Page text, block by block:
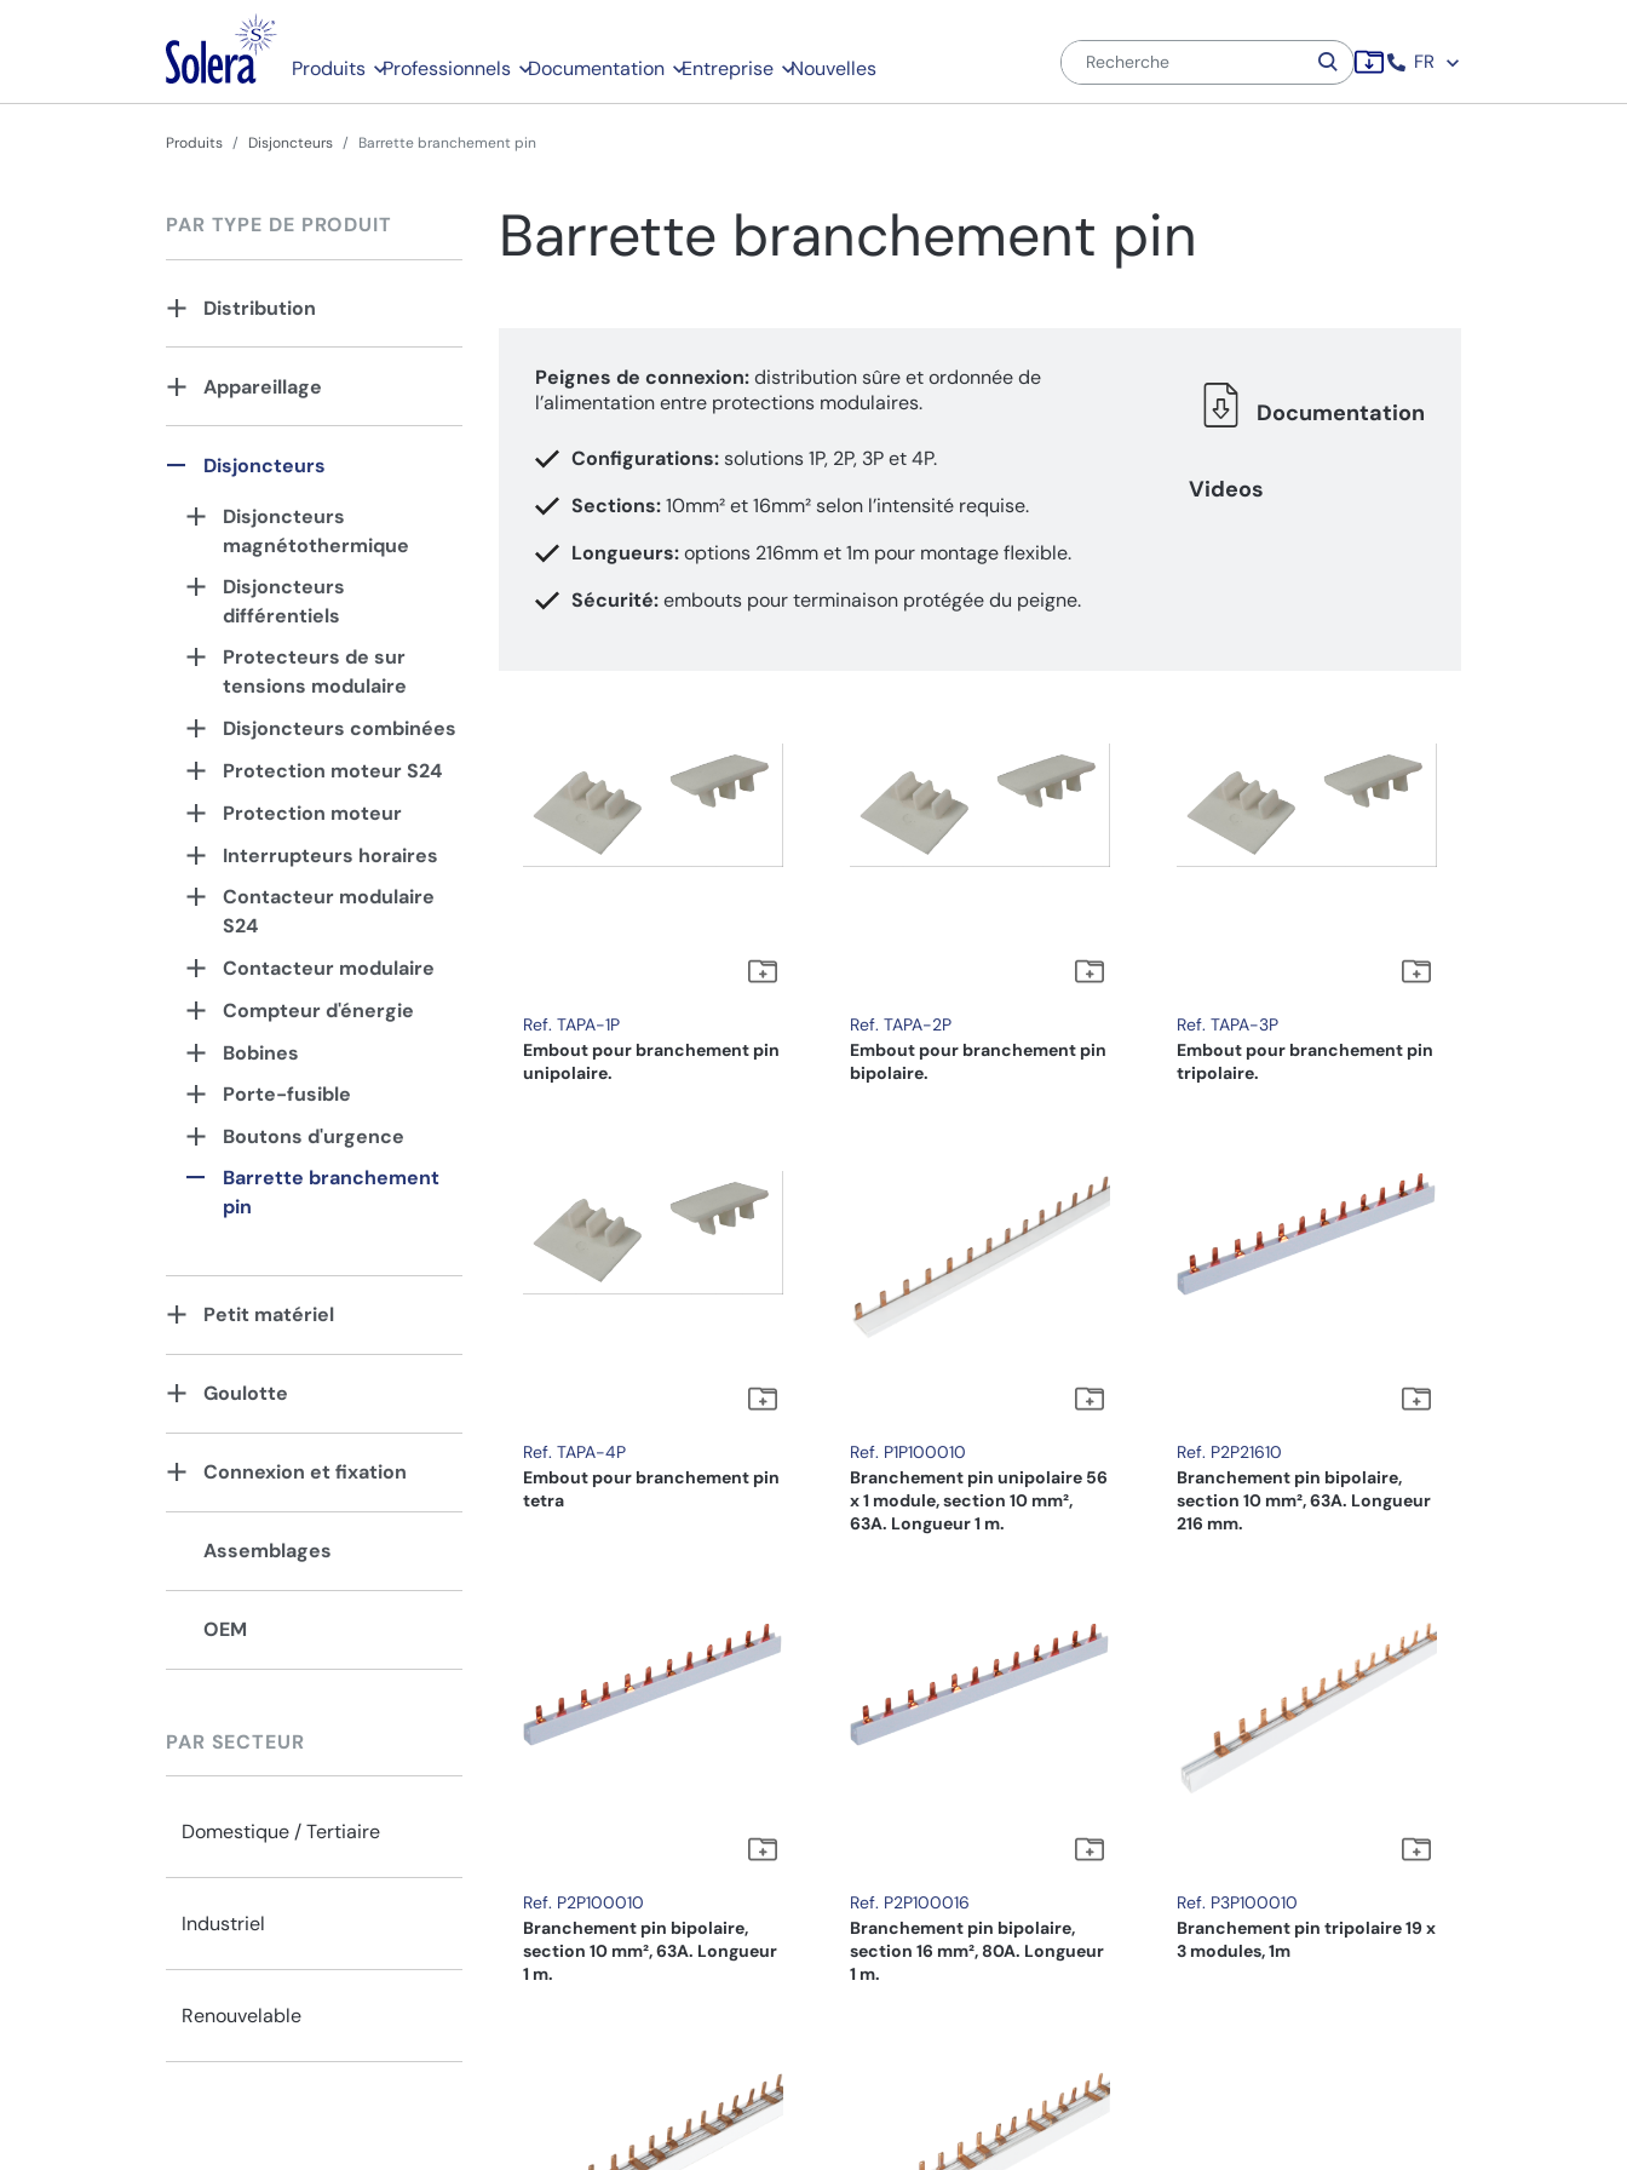
Produits Professionnels Documentation Entreprise Nouvelles FR
Produits Disjoncteurs Barrette branchement pin
PAR TYPE DE PRODUIT
Distribution
Appareillage
Disjoncteurs
Disjoncteurs
magnétothermique
Disjoncteurs
différentiels
Protecteurs de sur
tensions modulaire
Disjoncteurs combinées
Protection moteur S24
Protection moteur
Interrupteurs horaires
Contacteur modulaire
S24
Contacteur modulaire
Compteur d'énergie
Bobines
Porte-fusible
Boutons d'urgence
Barrette branchement
pin
Petit matériel
Goulotte
Connexion et fixation
Assemblages
OEM
PAR SECTEUR
Domestique / Tertiaire
Industriel
Renouvelable
Barrette branchement pin
Peignes de connexion:distribution sûre et ordonnée de
l’alimentation entre protections modulaires.
Configurations:solutions 1P, 2P, 3P et 4P.
Sections:10mm² et 16mm² selon l’intensité requise.
Longueurs:options 216mm et 1m pour montage flexible.
Sécurité:embouts pour terminaison protégée du peigne.
Documentation
Videos
Ref. TAPA-1P
Embout pour branchement pin
unipolaire.
Ref. TAPA-2P
Embout pour branchement pin
bipolaire.
Ref. TAPA-3P
Embout pour branchement pin
tripolaire.
Ref. TAPA-4P
Embout pour branchement pin
tetra
Ref. P1P100010
Branchement pin unipolaire 56
x 1 module, section 10 mm²,
63A. Longueur 1 m.
Ref. P2P21610
Branchement pin bipolaire,
section 10 mm², 63A. Longueur
216 mm.
Ref. P2P100010
Branchement pin bipolaire,
section 10 mm², 63A. Longueur
1 m.
Ref. P2P100016
Branchement pin bipolaire,
section 16 mm², 80A. Longueur
1 m.
Ref. P3P100010
Branchement pin tripolaire 19 x
3 modules, 1m